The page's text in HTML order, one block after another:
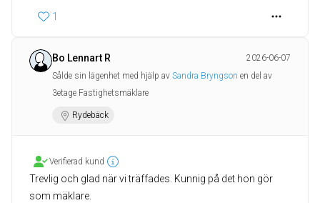
1
Bo Lennart R
2026-06-07
Sålde sin lägenhet med hjälp av Sandra Bryngson en del av
3etage Fastighetsmäklare
Rydebäck
Verifierad kund
Trevlig och glad när vi träffades. Kunnig på det hon gör
som mäklare.